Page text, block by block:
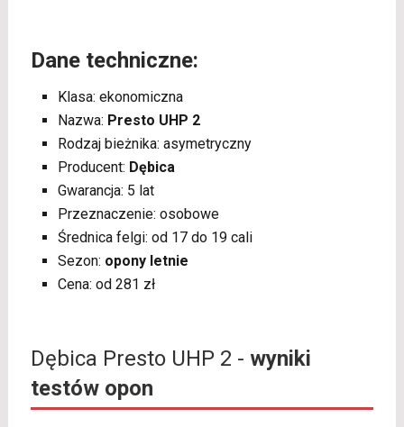
Dane techniczne:
Klasa: ekonomiczna
Nazwa: Presto UHP 2
Rodzaj bieżnika: asymetryczny
Producent: Dębica
Gwarancja: 5 lat
Przeznaczenie: osobowe
Średnica felgi: od 17 do 19 cali
Sezon: opony letnie
Cena: od 281 zł
Dębica Presto UHP 2 - wyniki
testów opon